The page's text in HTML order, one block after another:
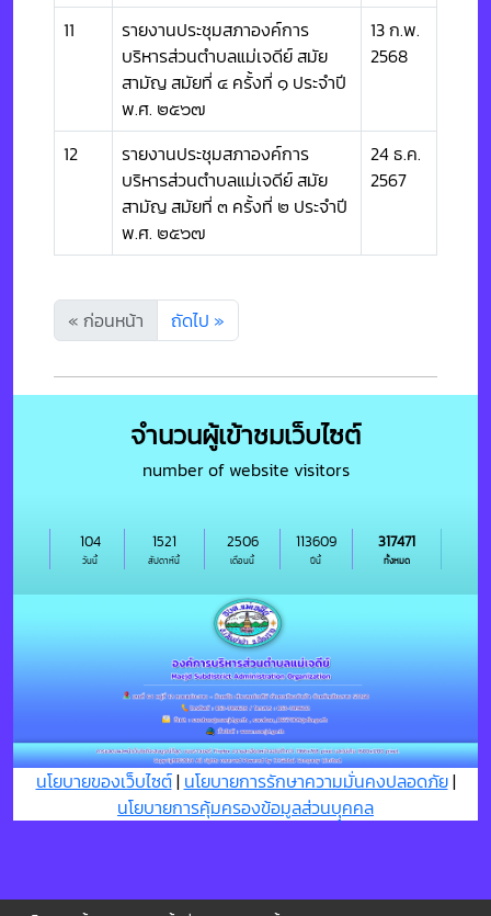
11
รายงานประชุมสภาองค์การ
บริหารส่วนตำบลแม่เจดีย์ สมัย
สามัญ สมัยที่ ๔ ครั้งที่ ๑ ประจำปี
พ.ศ. ๒๕๖๗
13 ก.พ.
2568
12
รายงานประชุมสภาองค์การ
บริหารส่วนตำบลแม่เจดีย์ สมัย
สามัญ สมัยที่ ๓ ครั้งที่ ๒ ประจำปี
พ.ศ. ๒๕๖๗
24 ธ.ค.
2567
« ก่อนหน้า ถัดไป »
จำนวนผู้เข้าชมเว็บไซต์
number of website visitors
วันนี้
104
สัปดาห์นี้
1521
เดือนนี้
2506
ปีนี้
113609
ทั้งหมด
317471
นโยบายของเว็บไซต์| นโยบายการรักษาความมั่นคงปลอดภัย|
นโยบายการคุ้มครองข้อมูลส่วนบุุคคล